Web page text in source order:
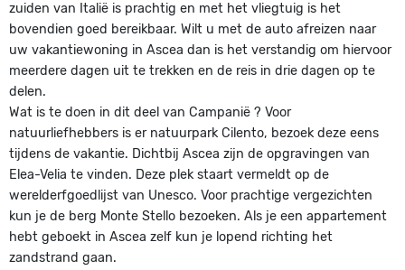
zuiden van Italië is prachtig en met het vliegtuig is het
bovendien goed bereikbaar. Wilt u met de auto afreizen naar
uw vakantiewoning in Ascea dan is het verstandig om hiervoor
meerdere dagen uit te trekken en de reis in drie dagen op te
delen.
Wat is te doen in dit deel van Campanië ? Voor
natuurliefhebbers is er natuurpark Cilento, bezoek deze eens
tijdens de vakantie. Dichtbij Ascea zijn de opgravingen van
Elea-Velia te vinden. Deze plek staart vermeldt op de
werelderfgoedlijst van Unesco. Voor prachtige vergezichten
kun je de berg Monte Stello bezoeken. Als je een appartement
hebt geboekt in Ascea zelf kun je lopend richting het
zandstrand gaan.